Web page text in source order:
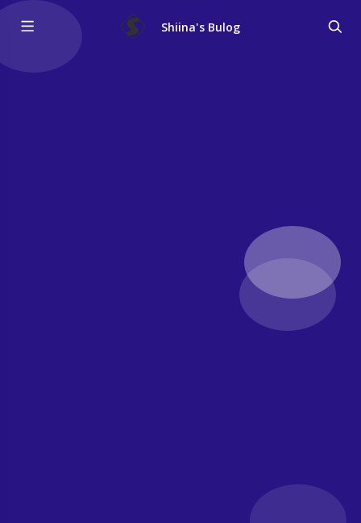
Shiina's Bulog